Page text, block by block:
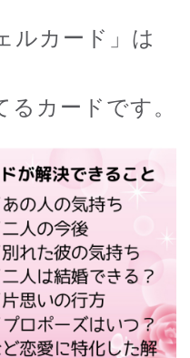
ルカード」は
カードです。